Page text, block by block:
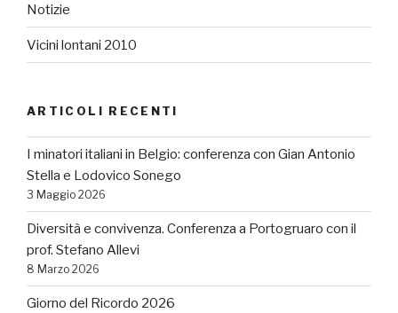
Notizie
Vicini lontani 2010
ARTICOLI RECENTI
I minatori italiani in Belgio: conferenza con Gian Antonio
Stella e Lodovico Sonego
3 Maggio 2026
Diversità e convivenza. Conferenza a Portogruaro con il
prof. Stefano Allevi
8 Marzo 2026
Giorno del Ricordo 2026